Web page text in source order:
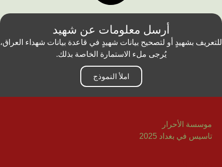
أرسل معلومات عن شهيد
للتعريف بشهيدٍ أو لتصحيح بيانات شهيدٍ في قاعدة بيانات شهداء العراق،
يُرجى ملء الاستمارة الخاصة بذلك.
املأ النموذج
موسسة الأحرار
تاسيس في بغداد 2025